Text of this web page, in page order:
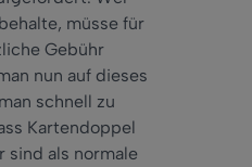
müsse für
Gebühr
nun auf dieses
schnell zu
Kartendoppel
sind als normale